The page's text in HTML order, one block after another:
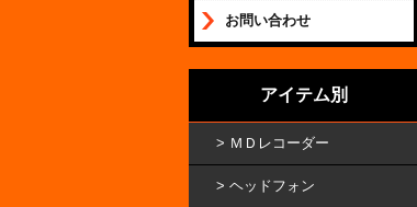
お問い合わせ
アイテム別
ＭＤレコーダー
ヘッドフォン